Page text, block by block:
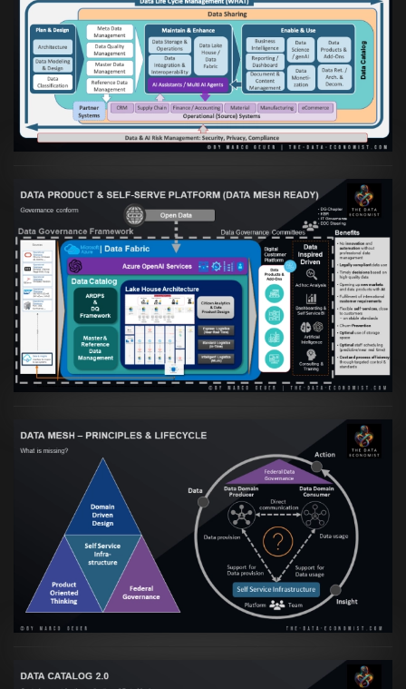
Artikel:Die moderne Architektur für
Daten- und KI-orientierte Unternehmen
VIEW
Artikel:Warum eine Data Governance
orientierte Data Fabric essenziell für
skalierbare qualitative Datenprodukte ist
VIEW
Artikel:Data Mesh Ökosysteme: Die
Transformation zur Data Inspired Human
Culture
VIEW